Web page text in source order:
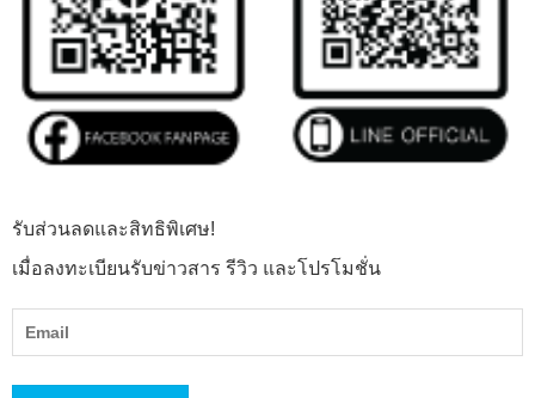
รับส่วนลดและสิทธิพิเศษ!
เมื่อลงทะเบียนรับข่าวสาร รีวิว และโปรโมชั่น